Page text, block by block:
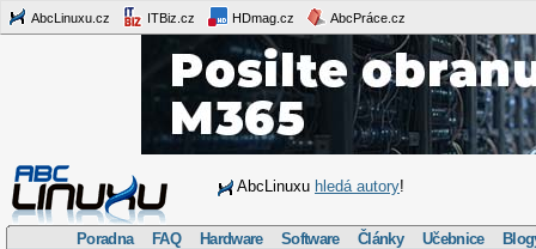
AbcLinuxu.cz ITBiz.cz HDmag.cz AbcPráce.cz
AbcLinuxu hledá autory!
Poradna FAQ Hardware Software Články Učebnice